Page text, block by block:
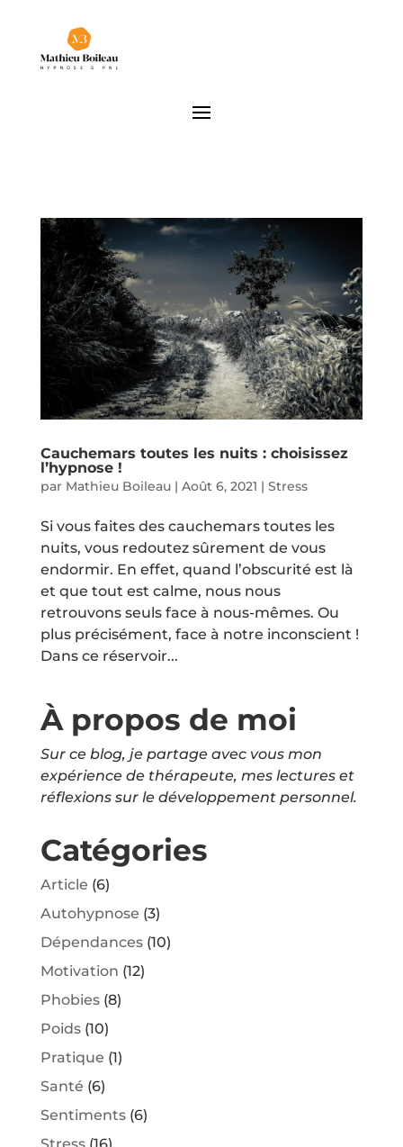
Cauchemars toutes les nuits : choisissez
l’hypnose !
par Mathieu Boileau| Août 6, 2021 | Stress
Si vous faites des cauchemars toutes les
nuits, vous redoutez sûrement de vous
endormir. En effet, quand l’obscurité est là
et que tout est calme, nous nous
retrouvons seuls face à nous-mêmes. Ou
plus précisément, face à notre inconscient !
Dans ce réservoir...
À propos de moi
Sur ce blog, je partage avec vous mon
expérience de thérapeute, mes lectures et
réflexions sur le développement personnel.
Catégories
Article (6)
Autohypnose (3)
Dépendances(10)
Motivation (12)
Phobies(8)
Poids(10)
Pratique (1)
Santé (6)
Sentiments(6)